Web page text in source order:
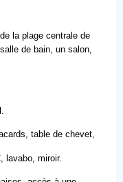
la plage centrale de
de bain, un salon,
table de chevet,
lavabo, miroir.